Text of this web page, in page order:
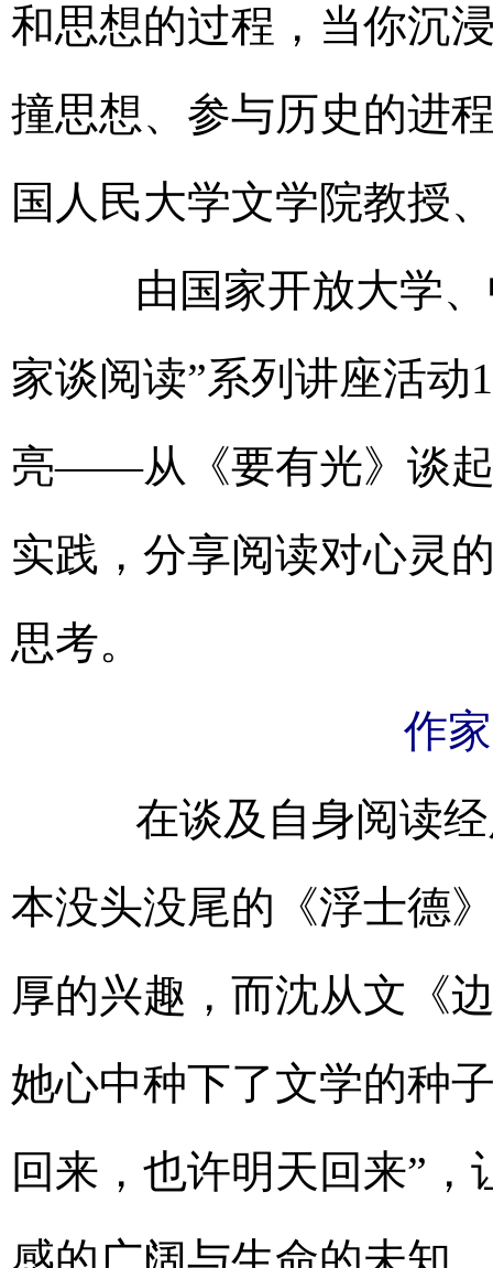
和思想的过程，当你沉
撞思想、参与历史的进
国人民大学文学院教授
由国家开放大学
家谈阅读”系列讲座活动
亮——从《要有光》谈起
实践，分享阅读对心灵
思考。
作
在谈及自身阅读
本没头没尾的《浮士德
厚的兴趣，而沈从文《
她心中种下了文学的种
回来，也许明天回来”